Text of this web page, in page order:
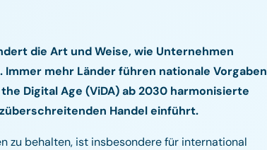
die Art und Weise, wie Unternehmen
Immer mehr Länder führen nationale Vorgaben
Digital Age (ViDA) ab 2030 harmonisierte
Handel einführt.
zu behalten, ist insbesondere für international